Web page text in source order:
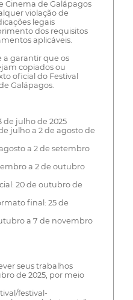
Cinema de Galápagos
violação de
legais
dos requisitos
aplicáveis.
a garantir que os
copiados ou
oficial do Festival
Galápagos.
de julho de 2025
julho a 2 de agosto de
a 2 de setembro
a 2 de outubro
20 de outubro de
final: 25 de
a 7 de novembro
seus trabalhos
de 2025, por meio
festival-